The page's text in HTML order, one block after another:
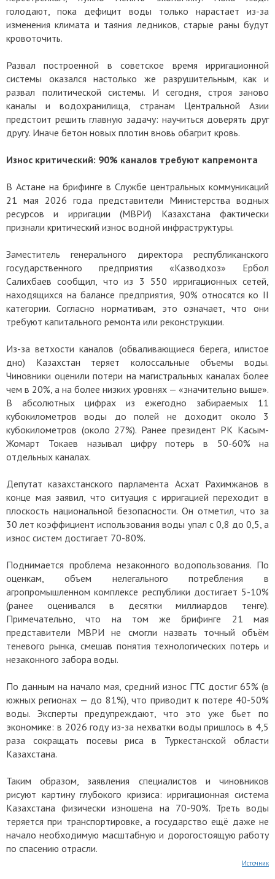
голодают, пока дефицит воды только нарастает из-за
изменения климата и таяния ледников, старые раны будут
кровоточить.
Развал построенной в советское время ирригационной
системы оказался настолько же разрушительным, как и
развал политической системы. И сегодня, строя заново
каналы и водохранилища, странам Центральной Азии
предстоит решить главную задачу: научиться доверять друг
другу. Иначе бетон новых плотин вновь обагрит кровь.
Износ критический: 90% каналов требуют капремонта
В Астане на брифинге в Службе центральных коммуникаций
21 мая 2026 года представители Министерства водных
ресурсов и ирригации (МВРИ) Казахстана фактически
признали критический износ водной инфраструктуры.
Заместитель генерального директора республиканского
государственного предприятия «Казводхоз» Ербол
Салихбаев сообщил, что из 3 550 ирригационных сетей,
находящихся на балансе предприятия, 90% относятся ко II
категории. Согласно нормативам, это означает, что они
требуют капитального ремонта или реконструкции.
Из-за ветхости каналов (обваливающиеся берега, илистое
дно) Казахстан теряет колоссальные объемы воды.
Чиновники оценили потери на магистральных каналах более
чем в 20%, а на более низких уровнях — «значительно выше».
В абсолютных цифрах из ежегодно забираемых 11
кубокилометров воды до полей не доходит около 3
кубокилометров (около 27%). Ранее президент РК Касым-
Жомарт Токаев называл цифру потерь в 50-60% на
отдельных каналах.
Депутат казахстанского парламента Асхат Рахимжанов в
конце мая заявил, что ситуация с ирригацией переходит в
плоскость национальной безопасности. Он отметил, что за
30 лет коэффициент использования воды упал с 0,8 до 0,5, а
износ систем достигает 70-80%.
Поднимается проблема незаконного водопользования. По
оценкам, объем нелегального потребления в
агропромышленном комплексе республики достигает 5-10%
(ранее оценивался в десятки миллиардов тенге).
Примечательно, что на том же брифинге 21 мая
представители МВРИ не смогли назвать точный объём
теневого рынка, смешав понятия технологических потерь и
незаконного забора воды.
По данным на начало мая, средний износ ГТС достиг 65% (в
южных регионах — до 81%), что приводит к потере 40-50%
воды. Эксперты предупреждают, что это уже бьет по
экономике: в 2026 году из-за нехватки воды пришлось в 4,5
раза сокращать посевы риса в Туркестанской области
Казахстана.
Таким образом, заявления специалистов и чиновников
рисуют картину глубокого кризиса: ирригационная система
Казахстана физически изношена на 70-90%. Треть воды
теряется при транспортировке, а государство ещё даже не
начало необходимую масштабную и дорогостоящую работу
по спасению отрасли.
Источник